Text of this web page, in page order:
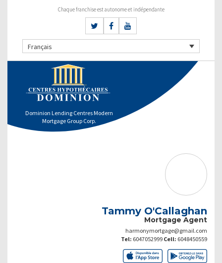
Chaque franchise est autonome et indépendante
Français
Dominion Lending Centres Modern
Mortgage Group Corp.
Tammy O'Callaghan
Mortgage Agent
harmonymortgage@gmail.com
Tel: 6047052999 Cell: 6048450559